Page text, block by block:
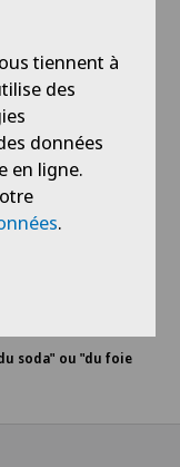
à gérer trop de
mais
exemple,
soda" ou "du foie
tiennent à
des
données
en ligne.
.